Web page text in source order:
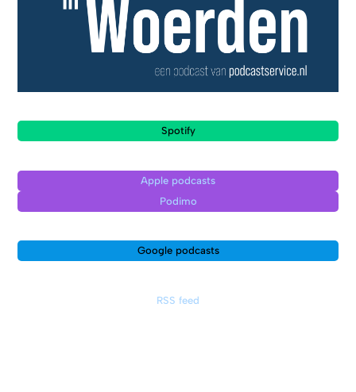
Spotify
Apple podcasts
Podimo
Google podcasts
RSS feed